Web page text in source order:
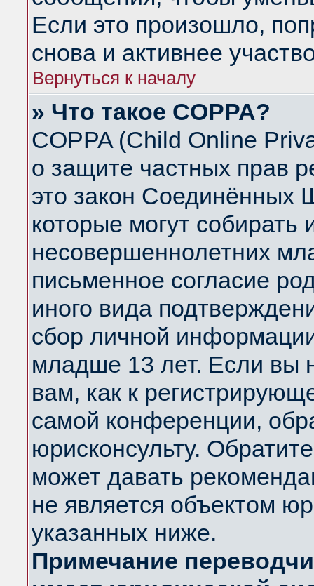
Если это произошло,
снова и активнее
Вернуться к началу
» Что такое COPPA?
COPPA (Child Online
о защите частных прав
это закон Соединённых
которые могут
несовершеннолетних
письменное согласие
иного вида
сбор личной
младше 13 лет. Если вы
вам, как к
самой конференции,
юрисконсульту.
может давать
не является объектом
указанных ниже.
Примечание